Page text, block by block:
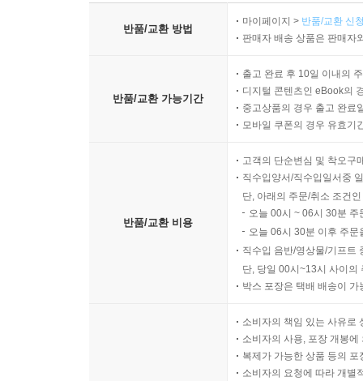
반품/교환 방법
마이페이지 > 반품/교환 신
판매자 배송 상품은 판매자
반품/교환 가능기간
출고 완료 후 10일 이내의
디지털 콘텐츠인 eBook의
중고상품의 경우 출고 완료
모바일 쿠폰의 경우 유효기
반품/교환 비용
고객의 단순변심 및 착오구
직수입양서/직수입일서중
단, 아래의 주문/취소 조건
오늘 00시 ~ 06시 30분
오늘 06시 30분 이후 주
직수입 음반/영상물/기프트
단, 당일 00시~13시 사이의
박스 포장은 택배 배송이
소비자의 책임 있는 사유로
소비자의 사용, 포장 개봉
복제가 가능한 상품 등의
소비자의 요청에 따라 개별